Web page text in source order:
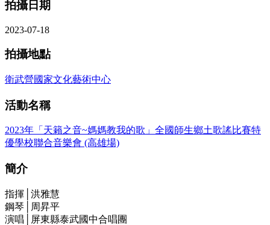
拍攝日期
2023-07-18
拍攝地點
衛武營國家文化藝術中心
活動名稱
2023年「天籟之音~媽媽教我的歌」全國師生鄉土歌謠比賽特
優學校聯合音樂會 (高雄場)
簡介
指揮│洪雅慧
鋼琴│周昇平
演唱│屏東縣泰武國中合唱團